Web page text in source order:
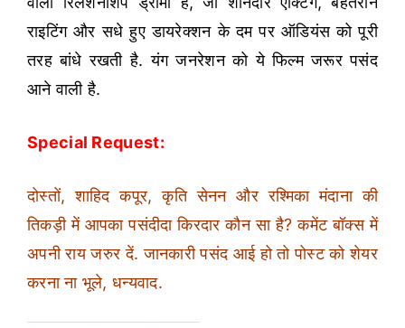
राइटिंग और सधे हुए डायरेक्शन के दम पर ऑडियंस को पूरी
तरह बांधे रखती है. यंग जनरेशन को ये फिल्म जरूर पसंद
आने वाली है.
Special Request:
दोस्तों, शाहिद कपूर, कृति सेनन और रश्मिका मंदाना की
तिकड़ी में आपका पसंदीदा किरदार कौन सा है? कमेंट बॉक्स में
अपनी राय जरुर दें. जानकारी पसंद आई हो तो पोस्ट को शेयर
करना ना भूले, धन्यवाद.